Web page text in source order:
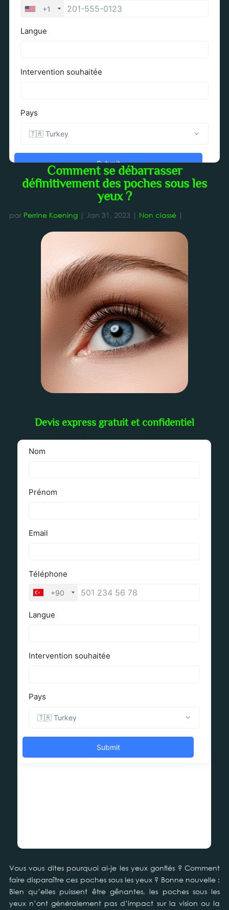
Comment se débarrasser
définitivement des poches sous les
yeux ?
par Perrine Koening| Jan 31, 2023 | Non classé|
Devis express gratuit et confidentiel
Vous vous dites pourquoi ai-je les yeux gonflés ? Comment
faire disparaître ces poches sous les yeux ? Bonne nouvelle :
Bien qu’elles puissent être gênantes, les poches sous les
yeux n’ont généralement pas d’impact sur la vision ou la